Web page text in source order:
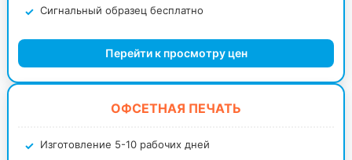
Сигнальный образец бесплатно
Перейти к просмотру цен
ОФСЕТНАЯ ПЕЧАТЬ
Изготовление 5-10 рабочих дней